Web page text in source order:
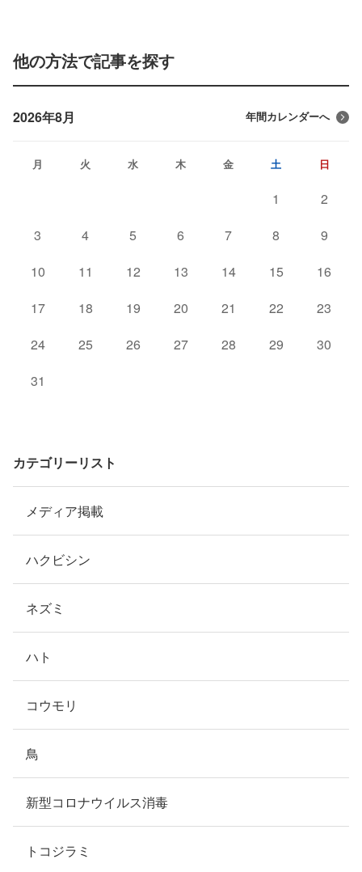
他の方法で記事を探す
2026年8月 年間カレンダーへ
月 火 水 木 金 土 日
1
2
3
4 5 6 7 8
9
10
11 12 13 14 15
16
17
18 19 20 21 22
23
24
25 26 27 28 29
30
31
カテゴリーリスト
メディア掲載
ハクビシン
ネズミ
ハト
コウモリ
鳥
新型コロナウイルス消毒
トコジラミ